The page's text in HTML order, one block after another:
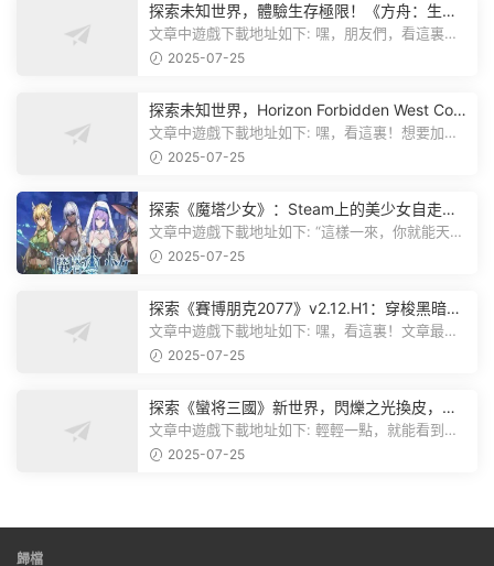
探索未知世界，體驗生存極限！《方舟：生存
飛升》v38.9中文版全新升級！
文章中遊戲下載地址如下: 嘿，朋友們，看這裏！
《方舟：生存飛升》這個遊戲超火...
2025-07-25
探索未知世界，Horizon Forbidden West Com
plete Edition正式發布！
文章中遊戲下載地址如下: 嘿，看這裏！想要加入
遊戲資源分享群，就點文章最後那...
2025-07-25
探索《魔塔少女》：Steam上的美少女自走
棋，戰鬥與策略的雙重盛宴！
文章中遊戲下載地址如下: “這樣一來，你就能天天
2025-07-25
探索《賽博朋克2077》v2.12.H1：穿梭黑暗都
市，感受未來世界的震撼
文章中遊戲下載地址如下: 嘿，看這裏！文章最後
有個圖片，點一下就能加入我們的...
2025-07-25
探索《蠻将三國》新世界，閃爍之光換皮，共
赴手遊盛宴！
文章中遊戲下載地址如下: 輕輕一點，就能看到原
文。 滑動一下屏幕，就能看到...
2025-07-25
歸檔